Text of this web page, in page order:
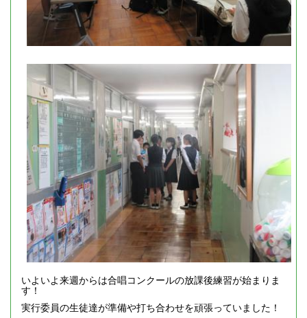
いよいよ来週からは合唱コンクールの放課後練習が始まりま
す！
実行委員の生徒達が準備や打ち合わせを頑張っていました！